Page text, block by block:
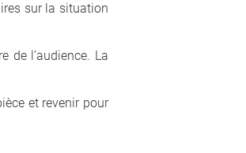
sur la situation
de l’audience. La
et revenir pour